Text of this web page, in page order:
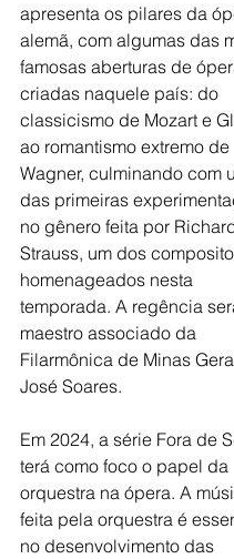
apresenta os pilares da
alemã, com algumas das
famosas aberturas de
criadas naquele país: do
classicismo de Mozart e
ao romantismo extremo de
Wagner, culminando com
das primeiras
no gênero feita por
Strauss, um dos
homenageados nesta
temporada. A regência
maestro associado da
Filarmônica de Minas
José Soares.
Em 2024, a série Fora de
terá como foco o papel da
orquestra na ópera. A
feita pela orquestra é
no desenvolvimento das